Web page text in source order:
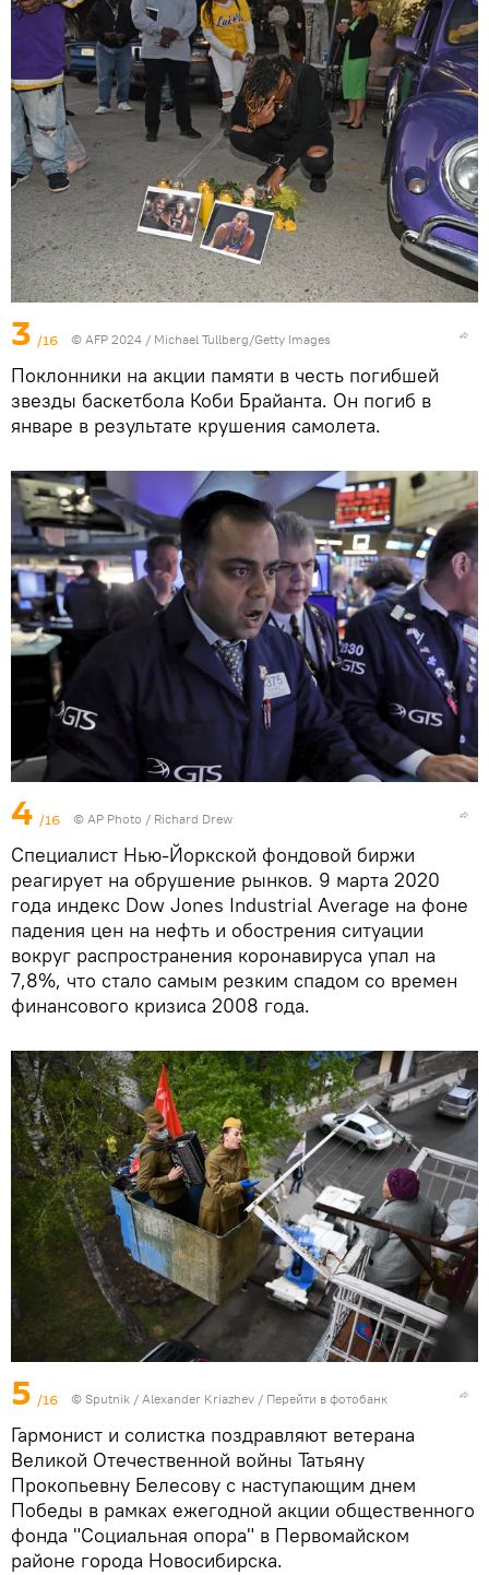
3 /16 © AFP 2024 / Michael Tullberg/Getty Images
Поклонники на акции памяти в честь погибшей
звезды баскетбола Коби Брайанта. Он погиб в
январе в результате крушения самолета.
4 /16 © AP Photo / Richard Drew
Специалист Нью-Йоркской фондовой биржи
реагирует на обрушение рынков. 9 марта 2020
года индекс Dow Jones Industrial Average на фоне
падения цен на нефть и обострения ситуации
вокруг распространения коронавируса упал на
7,8%, что стало самым резким спадом со времен
финансового кризиса 2008 года.
5 /16 © Sputnik / Alexander Kriazhev / Перейти в фотобанк
Гармонист и солистка поздравляют ветерана
Великой Отечественной войны Татьяну
Прокопьевну Белесову с наступающим днем
Победы в рамках ежегодной акции общественного
фонда "Социальная опора" в Первомайском
районе города Новосибирска.